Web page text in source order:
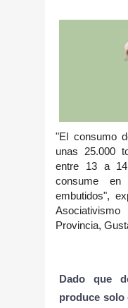
"El consumo
unas 25.000
entre 13 a
consume
embutidos",
Provincia,
Dado que
produce solo